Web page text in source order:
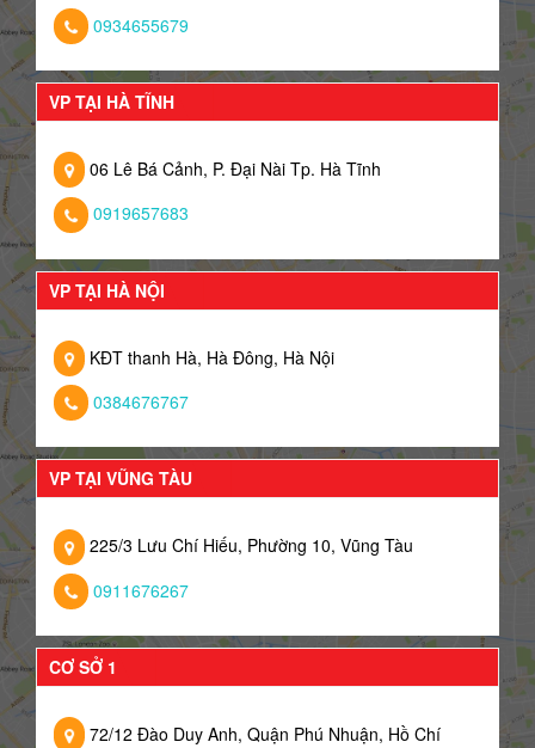
0934655679
VP TẠI HÀ TĨNH
06 Lê Bá Cảnh, P. Đại Nài Tp. Hà Tĩnh
0919657683
VP TẠI HÀ NỘI
KĐT thanh Hà, Hà Đông, Hà Nội
0384676767
VP TẠI VŨNG TÀU
225/3 Lưu Chí Hiếu, Phường 10, Vũng Tàu
0911676267
CƠ SỞ 1
72/12 Đào Duy Anh, Quận Phú Nhuận, Hồ Chí